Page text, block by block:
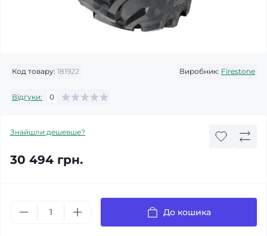
Код товару: 181922 Виробник: Firestone
Відгуки: 0
Знайшли дешевше?
30 494 грн.
До кошика